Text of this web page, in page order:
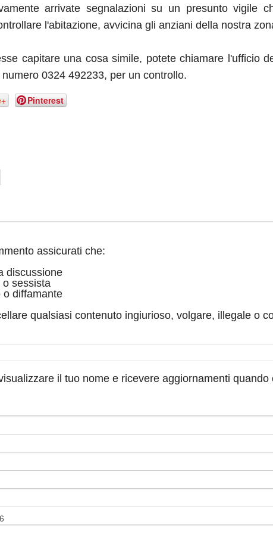
arrivate segnalazioni su un presunto vigile
l'abitazione, avvicina gli anziani della nostra
capitare una cosa simile, potete chiamare l'ufficio
0324 492233, per un controllo.
Pinterest
assicurati che:
discussione
o sessista
o diffamante
qualsiasi contenuto ingiurioso, volgare, illegale o
il tuo nome e ricevere aggiornamenti quando